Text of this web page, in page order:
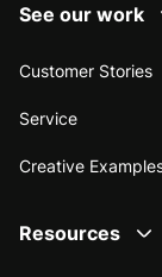
See our work
Customer Stories
Service
Creative
Resources